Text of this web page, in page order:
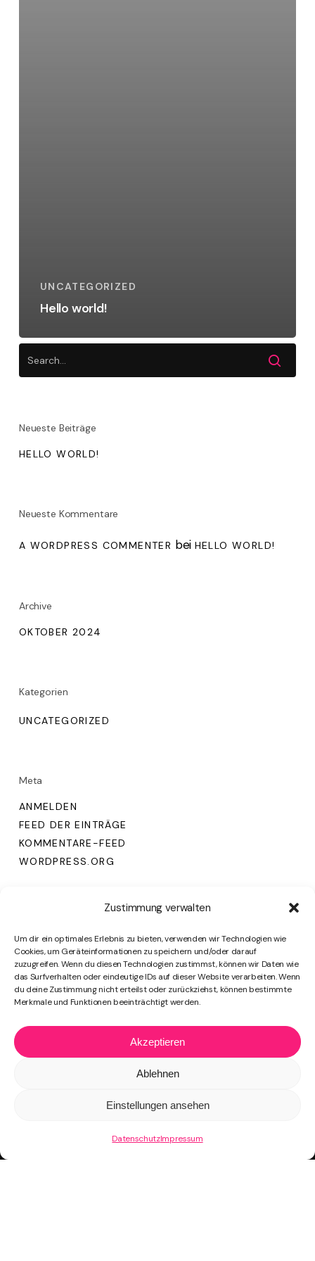
Zustimmung verwalten
Um dir ein optimales Erlebnis zu bieten, verwenden wir Technologien wie
Cookies, um Geräteinformationen zu speichern und/oder darauf
zuzugreifen. Wenn du diesen Technologien zustimmst, können wir Daten wie
das Surfverhalten oder eindeutige IDs auf dieser Website verarbeiten. Wenn
du deine Zustimmung nicht erteilst oder zurückziehst, können bestimmte
Merkmale und Funktionen beeinträchtigt werden.
Akzeptieren
Ablehnen
Einstellungen ansehen
DatenschutzImpressum
UNCATEGORIZED
Hello world!
Neueste Beiträge
HELLO WORLD!
Neueste Kommentare
A WORDPRESS COMMENTER bei HELLO WORLD!
Archive
OKTOBER 2024
Kategorien
UNCATEGORIZED
Meta
ANMELDEN
FEED DER EINTRÄGE
KOMMENTARE-FEED
WORDPRESS.ORG
Klinkertstr. 2, 52441 Linnich